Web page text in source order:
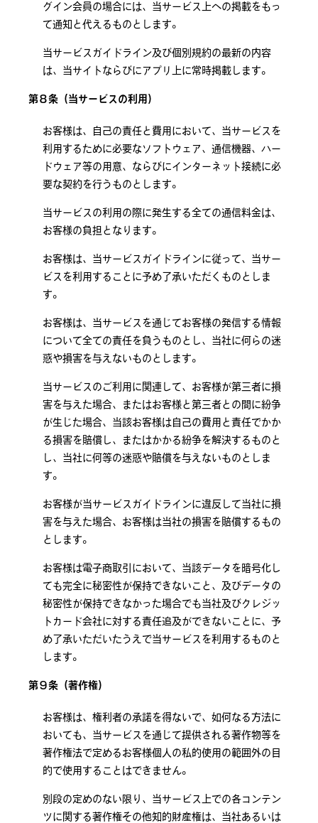
グイン会員の場合には、当サービス上への掲載をもっ
て通知と代えるものとします。
当サービスガイドライン及び個別規約の最新の内容
は、当サイトならびにアプリ上に常時掲載します。
第８条（当サービスの利用）
お客様は、自己の責任と費用において、当サービスを
利用するために必要なソフトウェア、通信機器、ハー
ドウェア等の用意、ならびにインターネット接続に必
要な契約を行うものとします。
当サービスの利用の際に発生する全ての通信料金は、
お客様の負担となります。
お客様は、当サービスガイドラインに従って、当サー
ビスを利用することに予め了承いただくものとしま
す。
お客様は、当サービスを通じてお客様の発信する情報
について全ての責任を負うものとし、当社に何らの迷
惑や損害を与えないものとします。
当サービスのご利用に関連して、お客様が第三者に損
害を与えた場合、またはお客様と第三者との間に紛争
が生じた場合、当該お客様は自己の費用と責任でかか
る損害を賠償し、またはかかる紛争を解決するものと
し、当社に何等の迷惑や賠償を与えないものとしま
す。
お客様が当サービスガイドラインに違反して当社に損
害を与えた場合、お客様は当社の損害を賠償するもの
とします。
お客様は電子商取引において、当該データを暗号化し
ても完全に秘密性が保持できないこと、及びデータの
秘密性が保持できなかった場合でも当社及びクレジッ
トカード会社に対する責任追及ができないことに、予
め了承いただいたうえで当サービスを利用するものと
します。
第９条（著作権）
お客様は、権利者の承諾を得ないで、如何なる方法に
おいても、当サービスを通じて提供される著作物等を
著作権法で定めるお客様個人の私的使用の範囲外の目
的で使用することはできません。
別段の定めのない限り、当サービス上での各コンテン
ツに関する著作権その他知的財産権は、当社あるいは